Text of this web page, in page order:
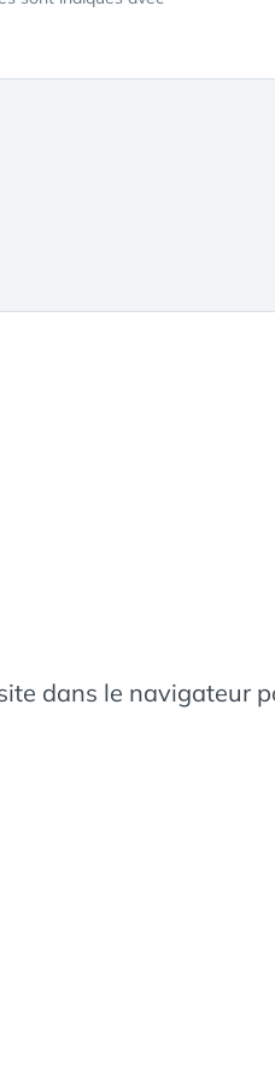
dans le navigateur